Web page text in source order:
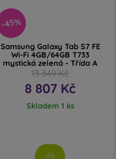
-45%
Samsung Galaxy Tab S7 FE
Wi-Fi 4GB/64GB T733
mystická zelená - Třída A
13 349 Kč
8 807 Kč
Skladem 1 ks